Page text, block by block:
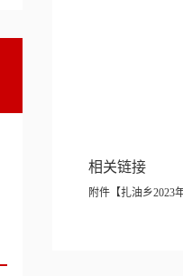
相关链接
附件【扎油乡2023